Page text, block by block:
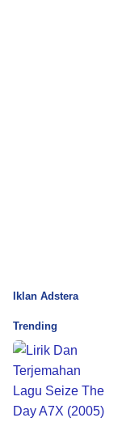
Iklan Adstera
Trending